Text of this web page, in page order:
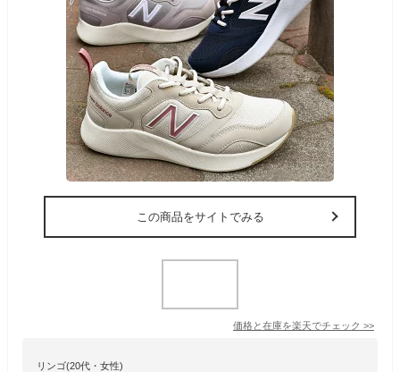
この商品をサイトでみる
価格と在庫を楽天でチェック >>
リンゴ(20代・女性)